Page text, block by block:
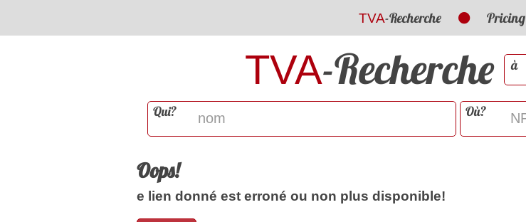
TVA-Recherche Pricing
TVA-Recherche à
Qui? Où?
Oops!
e lien donné est erroné ou non plus disponible!